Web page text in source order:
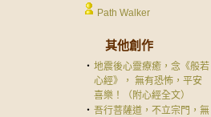
Path Walker
其他創作
‧ 地震後心靈療癒，念《般若
心經》， 無有恐怖，平安
喜樂！（附心經全文）
‧ 吾行菩薩道，不立宗門，無